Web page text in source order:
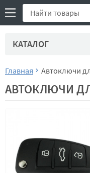
КАТАЛОГ
Главная Автоключи
АВТОКЛЮЧИ